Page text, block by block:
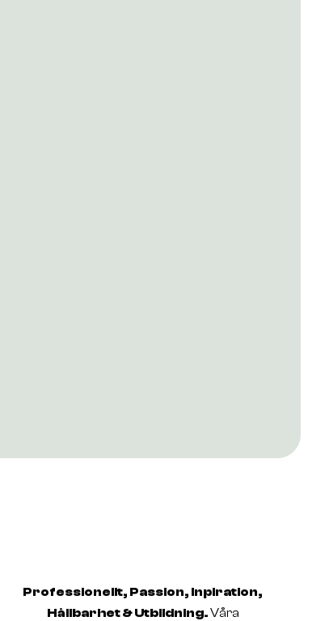
Professionellt, Passion, Inpiration,
Hållbarhet & Utbildning.Våra